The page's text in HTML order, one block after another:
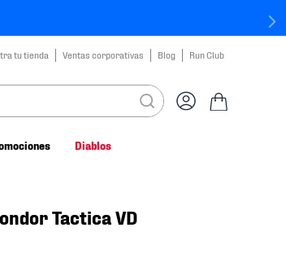
tu tienda Ventas corporativas Blog Run Club
Diablos
Tactica VD